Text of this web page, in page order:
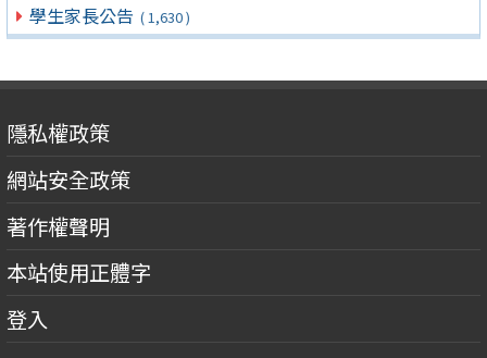
學生家長公告 ( 1,630 )
隱私權政策
網站安全政策
著作權聲明
本站使用正體字
登入